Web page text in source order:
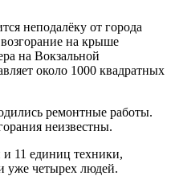
неподалёку от города
на крыше
на Вокзальной
около 1000 квадратных
ремонтные работы.
неизвестны.
и 11 единиц техники,
уже четырех людей.